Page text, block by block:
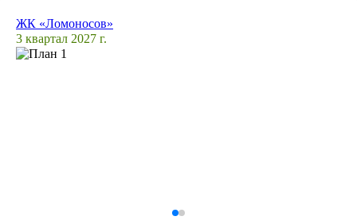
ЖК «Ломоносов»
3 квартал 2027 г.